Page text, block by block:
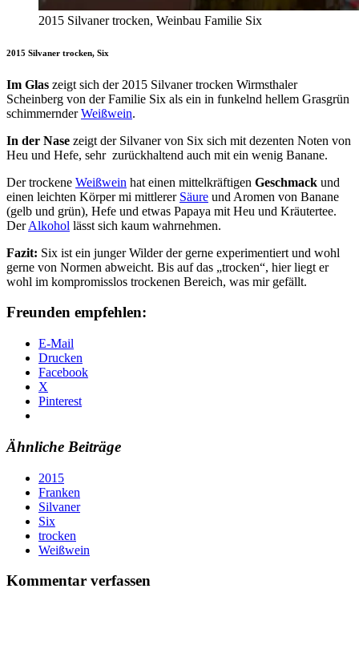
2015 Silvaner trocken, Weinbau Familie Six
2015 Silvaner trocken, Six
Im Glas zeigt sich der 2015 Silvaner trocken Wirmsthaler
Scheinberg von der Familie Six als ein in funkelnd hellem Grasgrün
schimmernderWeißwein.
In der Nase zeigt der Silvaner von Six sich mit dezenten Noten von
Heu und Hefe, sehr zurückhaltend auch mit ein wenig Banane.
Der trockene Weißwein hat einen mittelkräftigen Geschmack und
einen leichten Körper mi mittlerer Säure und Aromen von Banane
(gelb und grün), Hefe und etwas Papaya mit Heu und Kräutertee.
DerAlkohol lässt sich kaum wahrnehmen.
Fazit: Six ist ein junger Wilder der gerne experimentiert und wohl
gerne von Normen abweicht. Bis auf das „trocken“, hier liegt er
wohl im kompromisslos trockenen Bereich, was mir gefällt.
Freunden empfehlen:
E-Mail
Drucken
Facebook
X
Pinterest
Ähnliche Beiträge
2015
Franken
Silvaner
Six
trocken
Weißwein
Kommentar verfassen